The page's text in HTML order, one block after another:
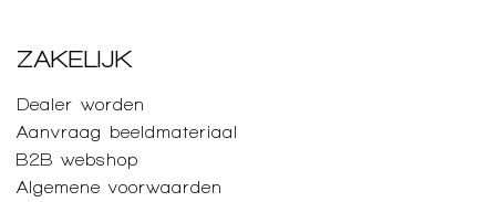
ZAKELIJK
Dealer worden
Aanvraag beeldmateriaal
B2B webshop
Algemene voorwaarden